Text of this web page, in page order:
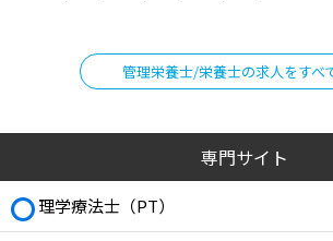
管理栄養士/栄養士の求人をすべ
専門サイト
理学療法士（PT）